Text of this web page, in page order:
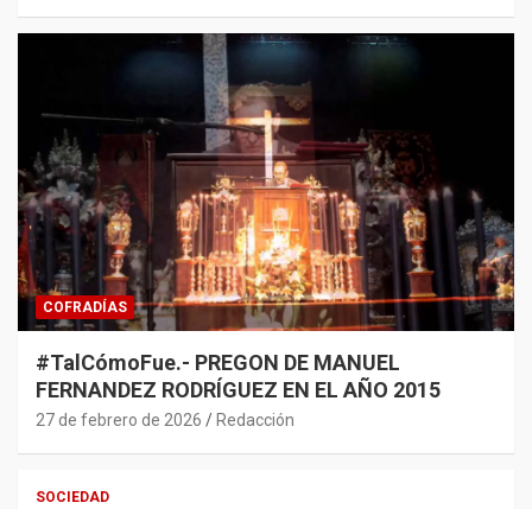
COFRADÍAS
#TalCómoFue.- PREGON DE MANUEL
FERNANDEZ RODRÍGUEZ EN EL AÑO 2015
27 de febrero de 2026 Redacción
SOCIEDAD